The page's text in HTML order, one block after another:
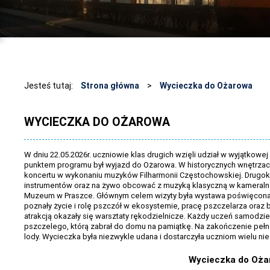
Jesteś tutaj: Strona główna > Wycieczka do Ożarowa
WYCIECZKA DO OŻAROWA
W dniu 22.05.2026r. uczniowie klas drugich wzięli udział w
punktem programu był wyjazd do Ożarowa. W historycznych
koncertu w wykonaniu muzyków Filharmonii Częstochowskiej.
instrumentów oraz na żywo obcować z muzyką klasyczną w
Muzeum w Praszce. Głównym celem wizyty była wystawa
poznały życie i rolę pszczół w ekosystemie, pracę pszczelarza oraz
atrakcją okazały się warsztaty rękodzielnicze. Każdy uczeń
pszczelego, którą zabrał do domu na pamiątkę. Na zakończenie
lody. Wycieczka była niezwykle udana i dostarczyła uczniom wielu
Wycieczka do